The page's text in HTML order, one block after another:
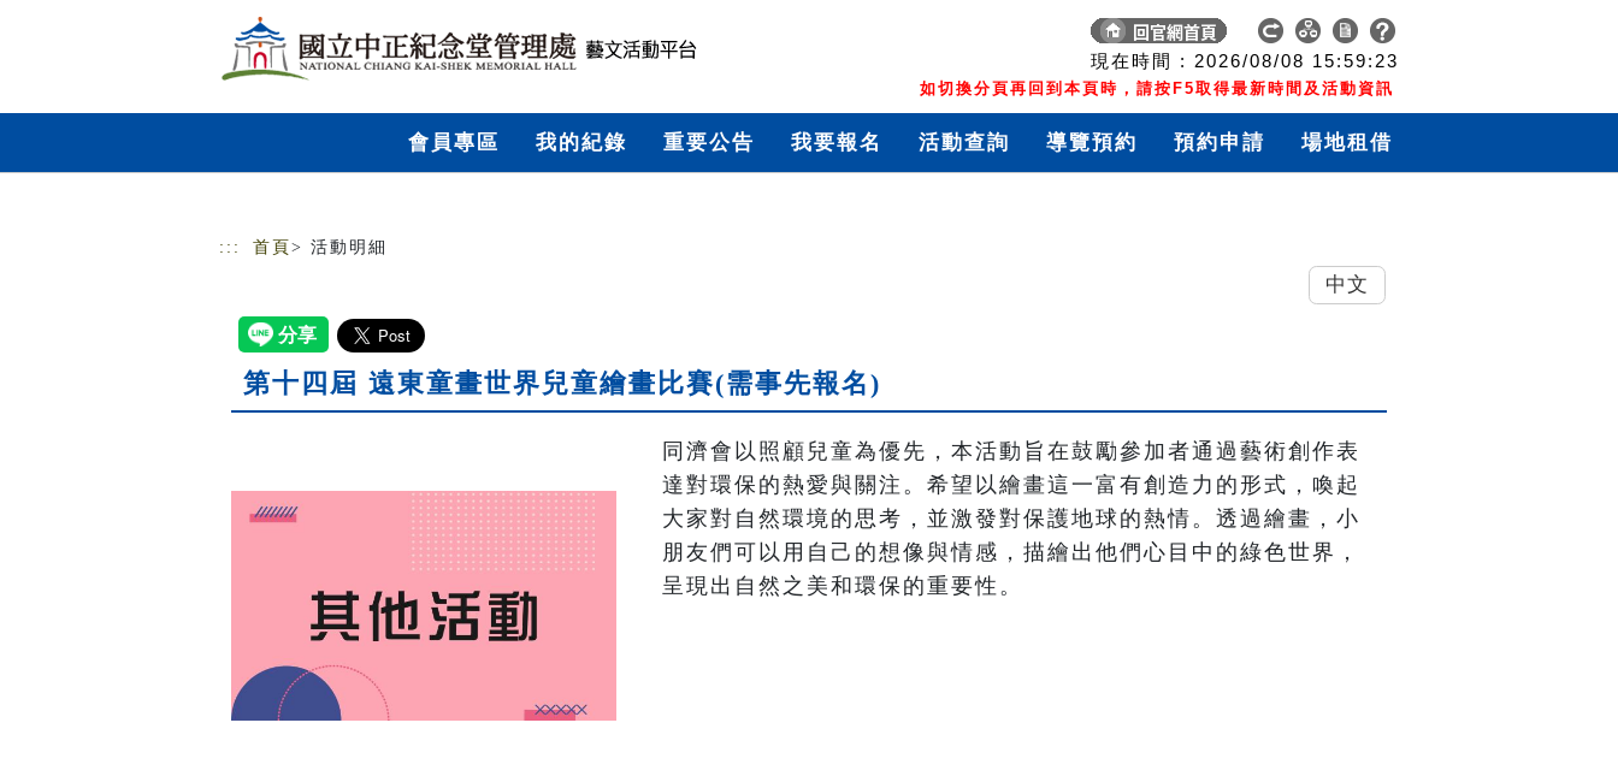
現在時間 : 2026/08/08 15:59:24
如切換分頁再回到本頁時，請按F5取得最新時間及活動資訊
會員專區 我的紀錄 重要公告 我要報名 活動查詢 導覽預約 預約申請 場地租借
::: 首頁 > 活動明細
第十四屆 遠東童畫世界兒童繪畫比賽(需事先報名)
同濟會以照顧兒童為優先，本活動旨在鼓勵參加者通過藝術創作表
達對環保的熱愛與關注。希望以繪畫這一富有創造力的形式，喚起
大家對自然環境的思考，並激發對保護地球的熱情。透過繪畫，小
朋友們可以用自己的想像與情感，描繪出他們心目中的綠色世界，
呈現出自然之美和環保的重要性。